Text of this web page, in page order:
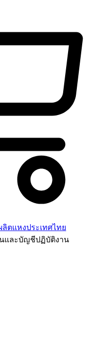
ตแหงประเทศไทย
นและบัญชีปฏิบัติงาน